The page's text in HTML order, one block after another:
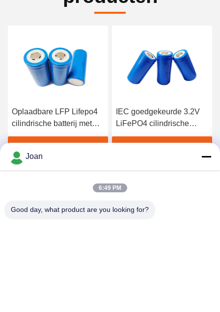
IEC goedgekeurde 3.2V
LiFePO4 cilindrische
cellen oplaadbare 6Ah
Navulbaar Cilindrisch
32700 Lithium Ion Cell For
Electric Vehicle
Joan
6:49 PM
Good day, what product are you looking for?